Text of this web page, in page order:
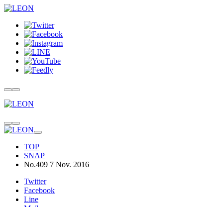
TOP
SNAP
No.409 7 Nov. 2016
Twitter
Facebook
Line